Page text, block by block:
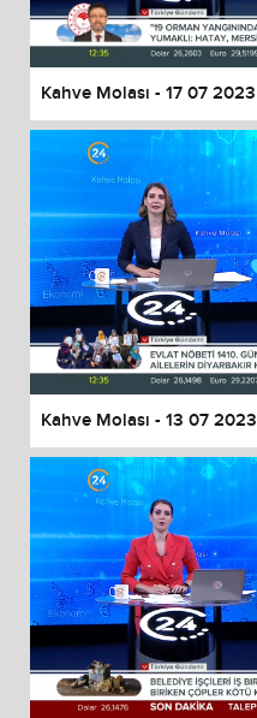
Kahve Molası - 17 07 2023
Kahve Molası - 13 07 2023